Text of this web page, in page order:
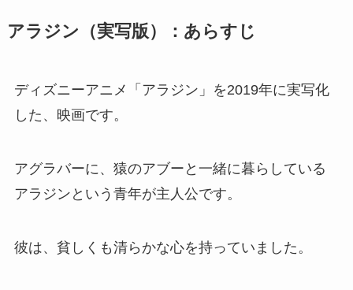
アラジン（実写版） ：あらすじ
ディズニーアニメ「アラジン」を2019年に実写化
した、映画です。
アグラバーに、猿のアブーと一緒に暮らしている
アラジンという青年が主人公です。
彼は、貧しくも清らかな心を持っていました。